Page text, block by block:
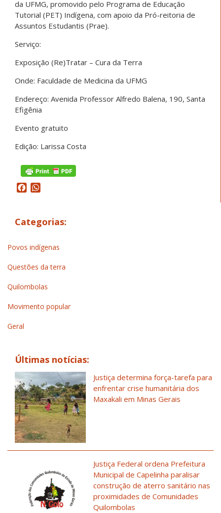
da UFMG, promovido pelo Programa de Educação
Tutorial (PET) Indígena, com apoio da Pró-reitoria de
Assuntos Estudantis (Prae).
Serviço:
Exposição (Re)Tratar – Cura da Terra
Onde: Faculdade de Medicina da UFMG
Endereço: Avenida Professor Alfredo Balena, 190, Santa
Efigênia
Evento gratuito
Edição: Larissa Costa
Facebook
Categorias:
Povos indígenas
Questões da terra
Quilombolas
Movimento popular
Geral
Últimas notícias:
Justiça determina força-tarefa para
enfrentar crise humanitária dos
Maxakali em Minas Gerais
Justiça Federal ordena Prefeitura
Municipal de Capelinha paralisar
construção de aterro sanitário nas
proximidades de Comunidades
Quilombolas